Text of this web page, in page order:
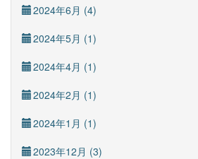
2024年6月 (4)
2024年5月 (1)
2024年4月 (1)
2024年2月 (1)
2024年1月 (1)
2023年12月 (3)